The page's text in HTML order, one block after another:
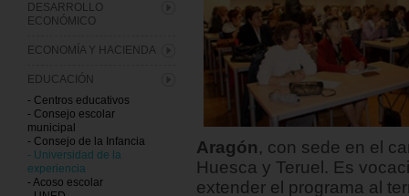
Aragón, con sede en el
Huesca y Teruel. Es
extender el programa al
DESARROLLO
ECONÓMICO
ECONOMÍA Y HACIENDA
EDUCACIÓN
- Centros educativos
- Consejo escolar
municipal
- Consejo de la Infancia
- Universidad de la
experiencia
- Acoso escolar